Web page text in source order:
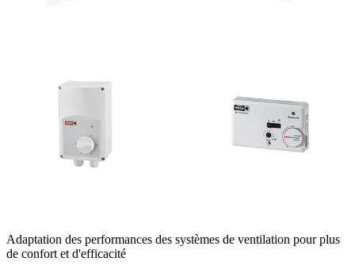
Adaptation des performances des systèmes de ventilation pour plus
de confort et d'efficacité